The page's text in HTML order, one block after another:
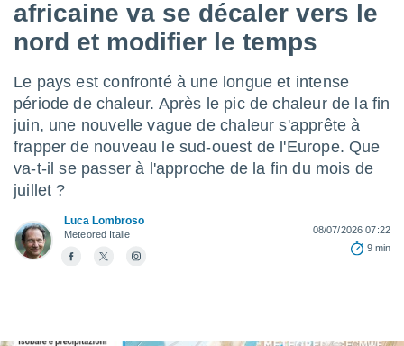
par
des
en
les
africaine va se décaler vers le
nord et modifier le temps
Le pays est confronté à une longue et intense
période de chaleur. Après le pic de chaleur de la fin
juin, une nouvelle vague de chaleur s'apprête à
frapper de nouveau le sud-ouest de l'Europe. Que
va-t-il se passer à l'approche de la fin du mois de
juillet ?
Luca Lombroso
Meteored Italie
08/07/2026 07:22
9 min